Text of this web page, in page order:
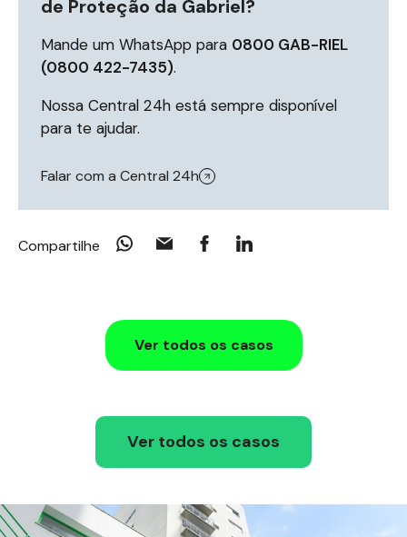
de Proteção da Gabriel?
Mande um WhatsApp para 0800 GAB-RIEL
(0800 422-7435).
Nossa Central 24h está sempre disponível
para te ajudar.
Falar com a Central 24h
Compartilhe
Ver todos os casos
Ver todos os casos